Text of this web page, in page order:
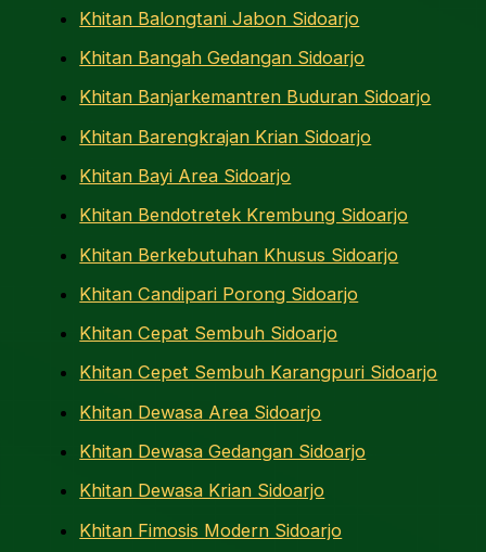
Khitan Balongtani Jabon Sidoarjo
Khitan Bangah Gedangan Sidoarjo
Khitan Banjarkemantren Buduran Sidoarjo
Khitan Barengkrajan Krian Sidoarjo
Khitan Bayi Area Sidoarjo
Khitan Bendotretek Krembung Sidoarjo
Khitan Berkebutuhan Khusus Sidoarjo
Khitan Candipari Porong Sidoarjo
Khitan Cepat Sembuh Sidoarjo
Khitan Cepet Sembuh Karangpuri Sidoarjo
Khitan Dewasa Area Sidoarjo
Khitan Dewasa Gedangan Sidoarjo
Khitan Dewasa Krian Sidoarjo
Khitan Fimosis Modern Sidoarjo